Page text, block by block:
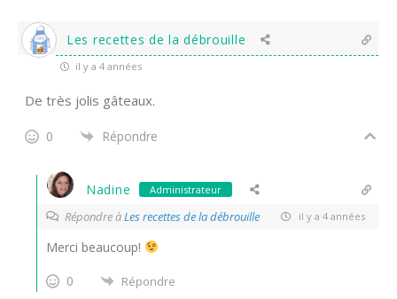
Les recettes de la débrouille
il y a 4 années
De très jolis gâteaux.
0 Répondre
Nadine Administrateur
Répondre àLes recettes de la débrouille il y a 4 années
Merci beaucoup!
0
Répondre